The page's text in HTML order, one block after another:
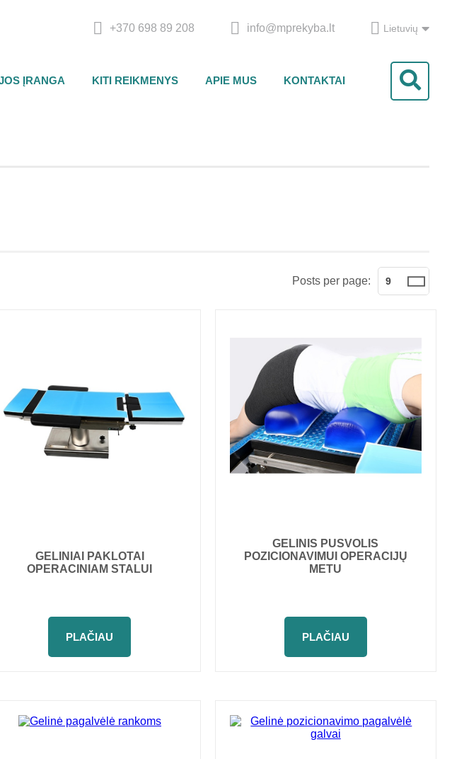
+370 698 89 208 info@mprekyba.lt Lietuvių
ĮRANGA KITI REIKMENYS APIE MUS KONTAKTAI
Posts per page: 9
GELINIAI PAKLOTAI
OPERACINIAM STALUI
PLAČIAU
GELINIS PUSVOLIS
POZICIONAVIMUI OPERACIJŲ
METU
PLAČIAU